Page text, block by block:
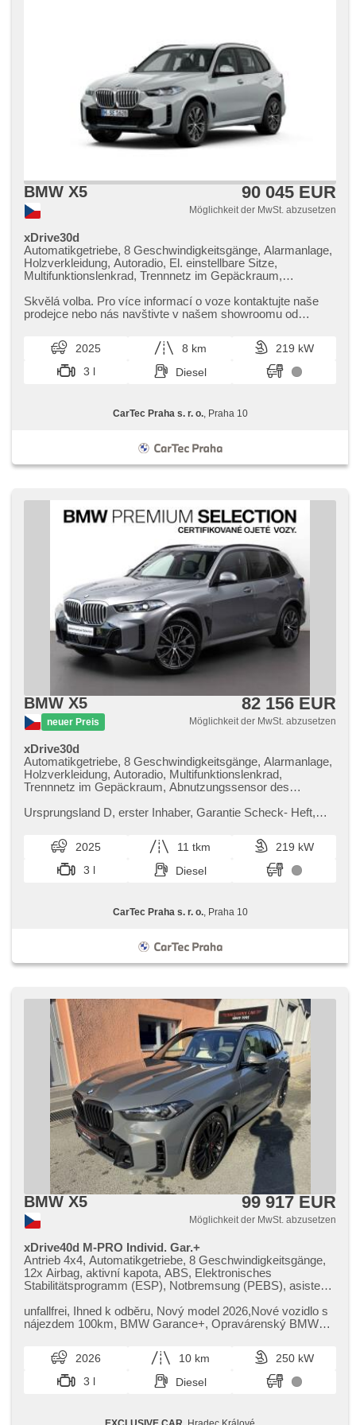
BMW X5 90 045 EUR
Möglichkeit der MwSt. abzusetzen
xDrive30d
Automatikgetriebe, 8 Geschwindigkeitsgänge, Alarmanlage,
Holzverkleidung, Autoradio, El. einstellbare Sitze,
Multifunktionslenkrad, Trennnetz im Gepäckraum,
Reifendrucksensor, Alufelgen, el. tažné zařízení, bezklíčové
odemykání, bezklíčové startování, beheizte Sitze,
Parkassistent, LED denní svícení
Skvělá volba. Pro více informací o voze kontaktujte naše
prodejce nebo nás navštivte v našem showroomu od
2025 8 km
219 kW
3 l
Diesel
CarTec Praha s. r. o., Praha 10
BMW X5
neuer Preis
82 156 EUR
Möglichkeit der MwSt. abzusetzen
xDrive30d
Automatikgetriebe, 8 Geschwindigkeitsgänge, Alarmanlage,
Holzverkleidung, Autoradio, Multifunktionslenkrad,
Trennnetz im Gepäckraum, Abnutzungssensor des
4-Zonen Klimaanlage, Alufelgen, Antrieb 4x4, el. tažné
einstellbare Sitze, Standheizung, Panoramadach, beheizte
Sitze, Fahrgestell Steifheitsregelung, Blind Spot Anzeige,
LED denní svícení, El. Wagentürschlüssung
Ursprungsland D,​ erster Inhaber,​ Garantie Scheck​- Heft,​
Praha. Pro více inform...
2025 11 tkm
219 kW
3 l
Diesel
CarTec Praha s. r. o., Praha 10
BMW X5 99 917 EUR
Möglichkeit der MwSt. abzusetzen
xDrive40d M-PRO Individ. Gar.+
Antrieb 4x4, Automatikgetriebe, 8 Geschwindigkeitsgänge,
12x Airbag, aktivní kapota, ABS, Elektronisches
Stabilitätsprogramm (ESP), Notbremsung (PEBS), asistent
(SLIF), Uhr Spur, Blind Spot Anzeige, asistent jízdy v
koloně, asistent změny jízdního pruhu, asistent jízdy v
Fahrgestell Niveauregulierung, Fahrgestell
Steifheitsregelung, adaptivní regulace podvozku,
Anhängerkupplung, Servolenkung, 4-Zonen Klimaanlage,
Klimaautomatik, Adaptive Geschwindigkeitsregelung, LED
unfallfrei,​ Ihned k odběru,​ Nový model 2026,​Nové vozidlo s
nájezdem 100km,​ BMW Garance​+,​ Opravárenský BMW
2026 10 km
250 kW
3 l
Diesel